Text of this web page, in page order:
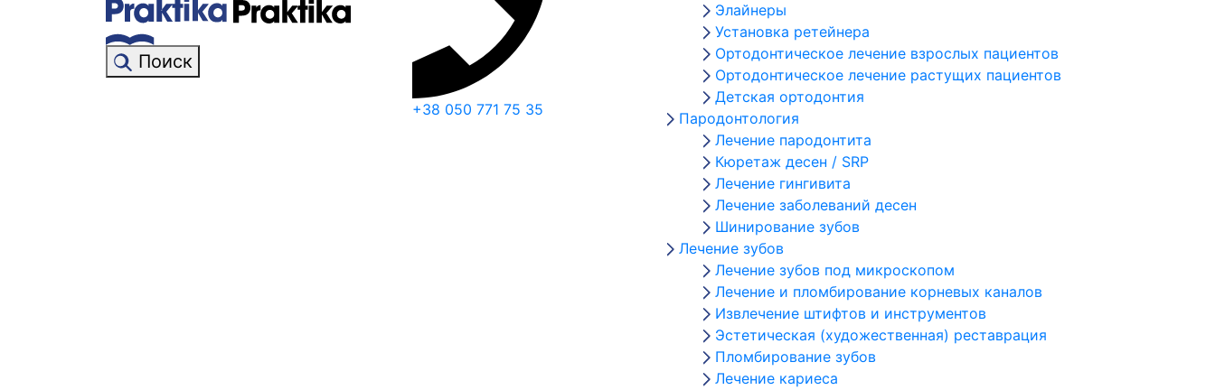
Поиск
+38 050 771 75 35
Элайнеры
Установка ретейнера
Ортодонтическое лечение взрослых пациентов
Ортодонтическое лечение растущих пациентов
Детская ортодонтия
Пародонтология
Лечение пародонтита
Кюретаж десен / SRP
Лечение гингивита
Лечение заболеваний десен
Шинирование зубов
Лечение зубов
Лечение зубов под микроскопом
Лечение и пломбирование корневых каналов
Извлечение штифтов и инструментов
Эстетическая (художественная) реставрация
Пломбирование зубов
Лечение кариеса